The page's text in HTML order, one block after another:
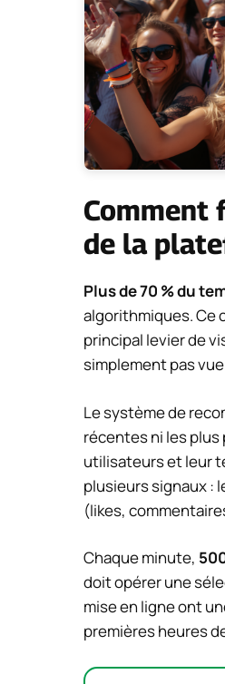
Comment
de la
Plus de 70 % du
algorithmiques. Ce
principal levier de
simplement pas
Le système de
récentes ni les plus
utilisateurs et leur
plusieurs signaux :
(likes,
Chaque minute,
doit opérer une
mise en ligne ont
premières heures